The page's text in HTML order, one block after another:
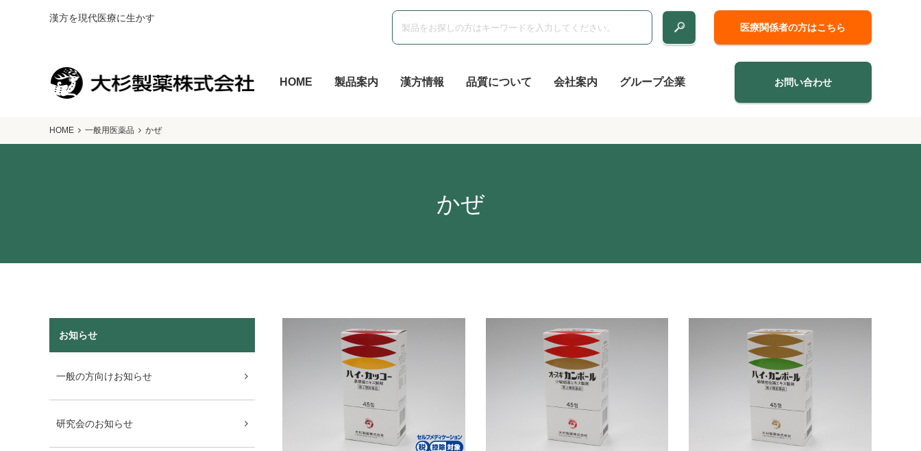
漢方を現代医療に生かす
医療関係者の方はこちら
HOME 製品案内 漢方情報 品質について 会社案内 グループ企業 お問い合わせ
HOME 一般用医薬品 かぜ
かぜ
お知らせ
一般の方向けお知らせ
研究会のお知らせ